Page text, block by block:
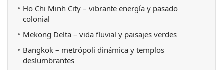
Ho Chi Minh City – vibrante energía y pasado
colonial
Mekong Delta – vida fluvial y paisajes verdes
Bangkok – metrópoli dinámica y templos
deslumbrantes